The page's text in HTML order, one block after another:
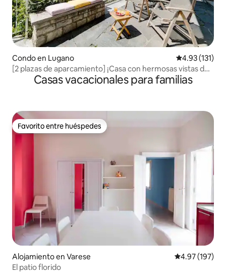
Condo en Lugano Calificación
4.93 (131)
[2 plazas de aparcamiento] ¡Casa con hermosas vistas del
lago de Lugano!
Casas vacacionales para familias
Favorito entre huéspedes
Favorito entre huéspedes
Alojamiento en Varese Calificación
4.97 (197)
El patio florido